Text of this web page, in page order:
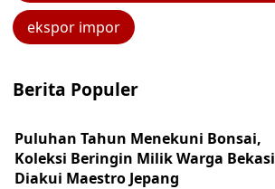
ekspor impor
Berita Populer
Puluhan Tahun Menekuni Bonsai,
Koleksi Beringin Milik Warga Bekasi
Diakui Maestro Jepang